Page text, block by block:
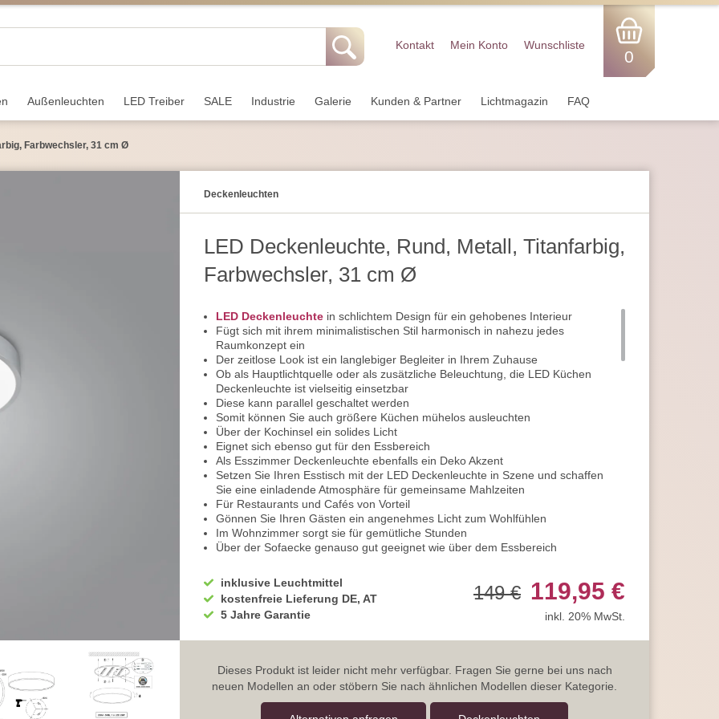
Kontakt Mein Konto Wunschliste
0
Außen­leuchten LED Treiber SALE Industrie Galerie Kunden & Partner Lichtmagazin FAQ
Farbwechsler, 31 cm Ø
Decken­leuchten
LED Deckenleuchte, Rund, Metall, Titanfarbig,
Farbwechsler, 31 cm Ø
LED Deckenleuchte in schlichtem Design für ein gehobenes Interieur
Fügt sich mit ihrem minimalistischen Stil harmonisch in nahezu jedes
Raumkonzept ein
Der zeitlose Look ist ein langlebiger Begleiter in Ihrem Zuhause
Ob als Hauptlichtquelle oder als zusätzliche Beleuchtung, die LED Küchen
Deckenleuchte ist vielseitig einsetzbar
Diese kann parallel geschaltet werden
Somit können Sie auch größere Küchen mühelos ausleuchten
Über der Kochinsel ein solides Licht
Eignet sich ebenso gut für den Essbereich
Als Esszimmer Deckenleuchte ebenfalls ein Deko Akzent
Setzen Sie Ihren Esstisch mit der LED Deckenleuchte in Szene und schaffen
Sie eine einladende Atmosphäre für gemeinsame Mahlzeiten
Für Restaurants und Cafés von Vorteil
Gönnen Sie Ihren Gästen ein angenehmes Licht zum Wohlfühlen
Im Wohnzimmer sorgt sie für gemütliche Stunden
Über der Sofaecke genauso gut geeignet wie über dem Essbereich
Eignet sich sehr gut als Hotelbeleuchtung
Über dem Empfang und im Wartebereich der Lobby passend
Eignet sich ebenso gut für die Korridore
Auch die Gästezimmer profitieren von der Beleuchtung
Die schlichte Eleganz der Leuchte macht sie zum perfekten Begleiter in Ihrem
Flur und Eingangsbereich
Beim Nachhause kommen ein willkommen heißendes Licht
inklusive Leuchtmittel
kostenfreie Lieferung DE, AT
5 Jahre Garantie
149 € 119,95 €
inkl. 20% MwSt.
Dieses Produkt ist leider nicht mehr verfügbar. Fragen Sie gerne bei uns nach
neuen Modellen an oder stöbern Sie nach ähnlichen Modellen dieser Kategorie.